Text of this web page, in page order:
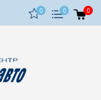
0 0 0